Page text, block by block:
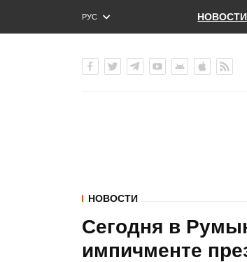
РУС
ENG
НОВОСТИ
НОВОСТИ
Сегодня в
импичменте